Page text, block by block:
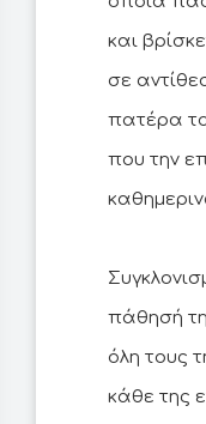
και
σε
πατέρα
που την
πάθησή
όλη τους
κάθε της